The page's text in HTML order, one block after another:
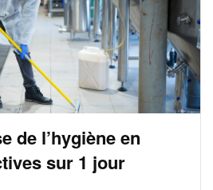
de l’hygiène en
sur 1 jour